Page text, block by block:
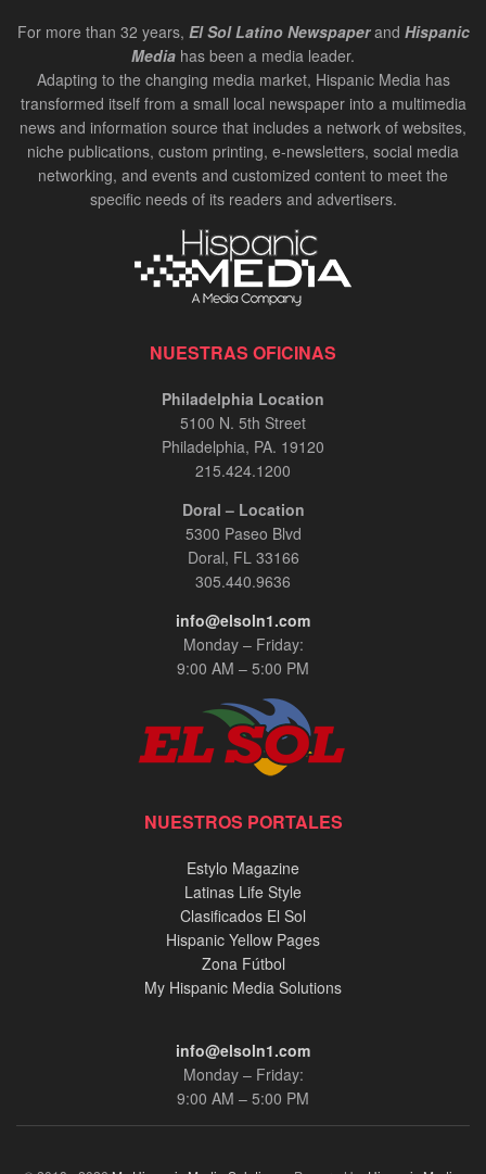
For more than 32 years, El Sol Latino Newspaperand Hispanic
Media has been a media leader.
Adapting to the changing media market, Hispanic Media has
transformed itself from a small local newspaper into a multimedia
news and information source that includes a network of websites,
niche publications, custom printing, e-newsletters, social media
networking, and events and customized content to meet the
specific needs of its readers and advertisers.
NUESTRAS OFICINAS
Philadelphia Location
5100 N. 5th Street
Philadelphia, PA. 19120
215.424.1200
Doral – Location
5300 Paseo Blvd
Doral, FL 33166
305.440.9636
info@elsoln1.com
Monday – Friday:
9:00 AM – 5:00 PM
NUESTROS PORTALES
Estylo Magazine
Latinas Life Style
Clasificados El Sol
Hispanic Yellow Pages
Zona Fútbol
My Hispanic Media Solutions
info@elsoln1.com
Monday – Friday:
9:00 AM – 5:00 PM